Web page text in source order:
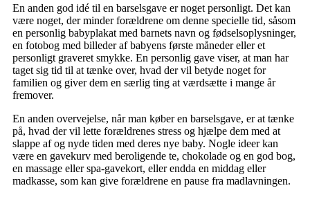
En anden god idé til en barselsgave er noget personligt. Det kan
være noget, der minder forældrene om denne specielle tid, såsom
en personlig babyplakat med barnets navn og fødselsoplysninger,
en fotobog med billeder af babyens første måneder eller et
personligt graveret smykke. En personlig gave viser, at man har
taget sig tid til at tænke over, hvad der vil betyde noget for
familien og giver dem en særlig ting at værdsætte i mange år
fremover.
En anden overvejelse, når man køber en barselsgave, er at tænke
på, hvad der vil lette forældrenes stress og hjælpe dem med at
slappe af og nyde tiden med deres nye baby. Nogle ideer kan
være en gavekurv med beroligende te, chokolade og en god bog,
en massage eller spa-gavekort, eller endda en middag eller
madkasse, som kan give forældrene en pause fra madlavningen.